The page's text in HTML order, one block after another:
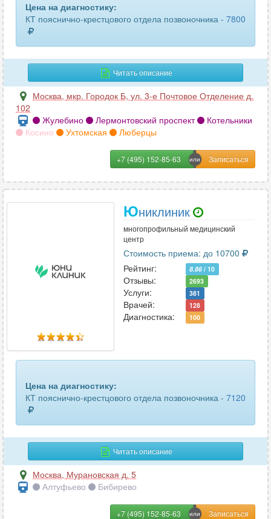
легких 49
лицевых костей 41
локтевого сустава 55
лопатки
лучезапястного сустава
22
мягких тканей лица 25
нижних конечностей (ног)
печени
пищевода 16
плечевого сустава
плечевой кости
поджелудочной железы 33
позвоночника (1 отдел) 33
почек
почек и мочевыводящих путей 36
Цена на диагностику:
КТ пояснично-крестцового отдела позвоночника - 7800
Читать описание
Москва, мкр. Городок Б, ул. 3-е Почтовое Отделение д.
102
Жулебино
Лермонтовский проспект
Котельники
Косино
Ухтомская Люберцы
+7 (495) 152-85-63
Юниклиник
многопрофильный медицинский
центр
Стоимость приема: до 10700
Рейтинг:
8.86 / 10
Отзывы: 2693
Услуги: 381
Врачей: 128
Диагностика: 100
Цена на диагностику:
КТ пояснично-крестцового отдела позвоночника - 7120
Читать описание
Москва, Мурановская д. 5
Алтуфьево
Бибирево
+7 (495) 152-85-63